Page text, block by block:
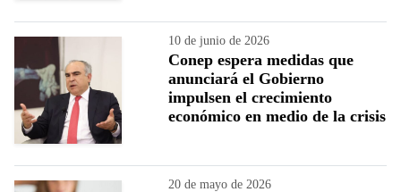
10 de junio de 2026
Conep espera medidas que
anunciará el Gobierno
impulsen el crecimiento
económico en medio de la crisis
20 de mayo de 2026